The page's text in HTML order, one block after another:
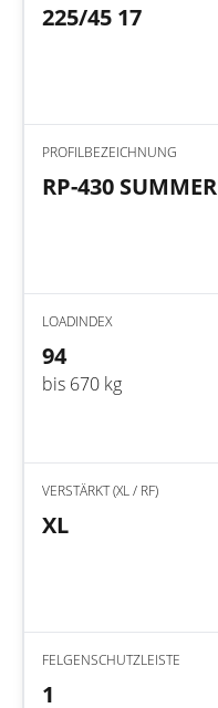
225/45 17
PROFILBEZEICHNUNG
RP-430 SUMMER
LOADINDEX
94
bis 670 kg
VERSTÄRKT (XL / RF)
XL
FELGENSCHUTZLEISTE
1